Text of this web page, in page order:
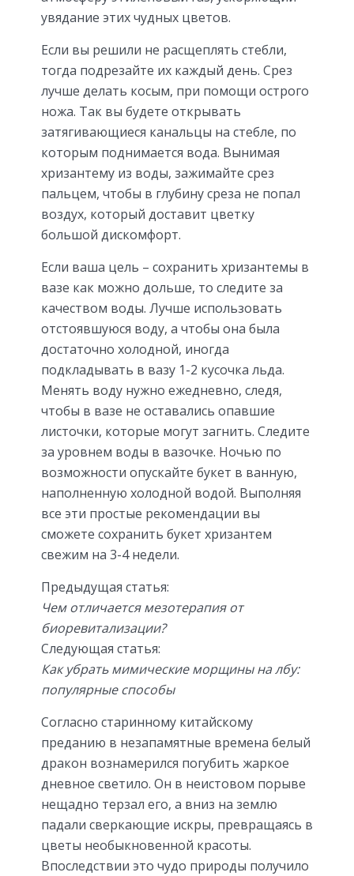
увядание этих чудных цветов.
Если вы решили не расщеплять стебли,
тогда подрезайте их каждый день. Срез
лучше делать косым, при помощи острого
ножа. Так вы будете открывать
затягивающиеся канальцы на стебле, по
которым поднимается вода. Вынимая
хризантему из воды, зажимайте срез
пальцем, чтобы в глубину среза не попал
воздух, который доставит цветку
большой дискомфорт.
Если ваша цель – сохранить хризантемы в
вазе как можно дольше, то следите за
качеством воды. Лучше использовать
отстоявшуюся воду, а чтобы она была
достаточно холодной, иногда
подкладывать в вазу 1-2 кусочка льда.
Менять воду нужно ежедневно, следя,
чтобы в вазе не оставались опавшие
листочки, которые могут загнить. Следите
за уровнем воды в вазочке. Ночью по
возможности опускайте букет в ванную,
наполненную холодной водой. Выполняя
все эти простые рекомендации вы
сможете сохранить букет хризантем
свежим на 3-4 недели.
Предыдущая статья:
Чем отличается мезотерапия от
биоревитализации?
Следующая статья:
Как убрать мимические морщины на лбу:
популярные способы
Согласно старинному китайскому
преданию в незапамятные времена белый
дракон вознамерился погубить жаркое
дневное светило. Он в неистовом порыве
нещадно терзал его, а вниз на землю
падали сверкающие искры, превращаясь в
цветы необыкновенной красоты.
Впоследствии это чудо природы получило